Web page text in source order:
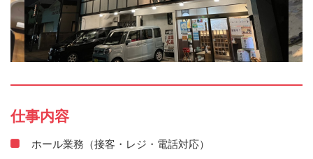
仕事内容
ホール業務（接客・レジ・電話対応）